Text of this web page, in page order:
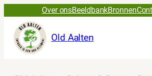
naar
inhoud
Over onsBeeldbankBronnen
Old Aalten